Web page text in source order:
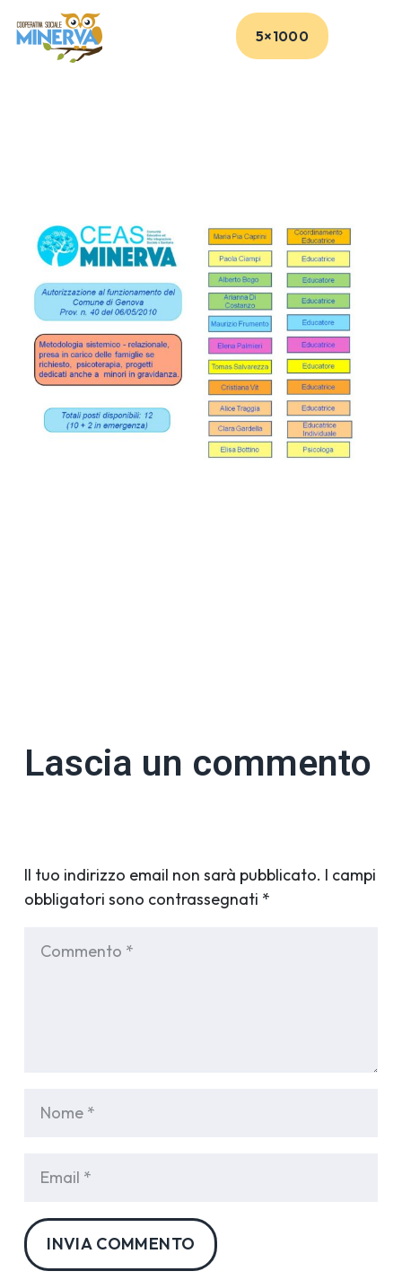
5×1000
Lascia un commento
Il tuo indirizzo email non sarà pubblicato. I campi
obbligatori sono contrassegnati *
INVIA COMMENTO